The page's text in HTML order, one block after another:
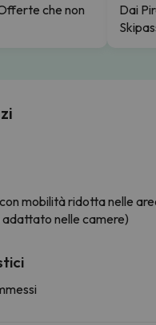
che non
Dai
mobilità ridotta nelle
adattato nelle camere)